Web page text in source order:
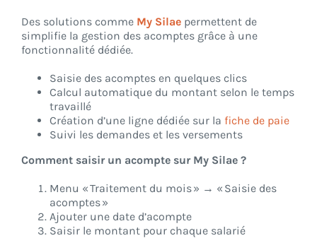
Des solutions comme My Silae permettent de
simplifie la gestion des acomptes grâce à une
fonctionnalité dédiée.
Saisie des acomptes en quelques clics
Calcul automatique du montant selon le temps
travaillé
Création d’une ligne dédiée sur la fiche de paie
Suivi les demandes et les versements
Comment saisir un acompte sur My Silae ?
Menu « Traitement du mois » → « Saisie des
acomptes »
Ajouter une date d’acompte
Saisir le montant pour chaque salarié